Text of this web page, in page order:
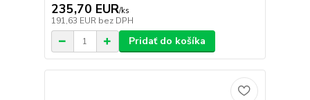
235,70 EUR/ks
191,63 EUR bez DPH
Pridať do košíka